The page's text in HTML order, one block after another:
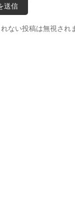
ない投稿は無視され